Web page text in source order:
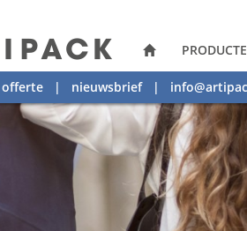
offerte | nieuwsbrief|